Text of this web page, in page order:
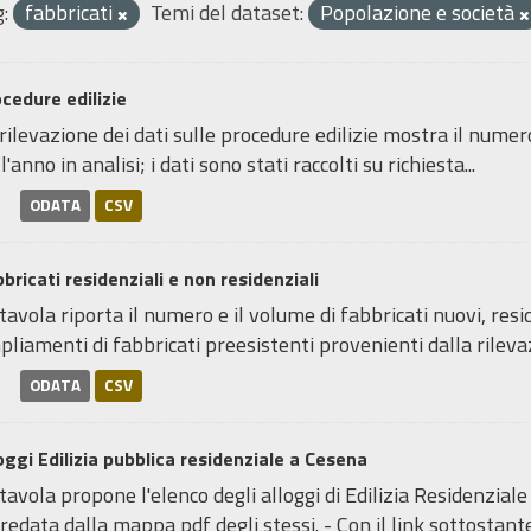
fabbricati Temi del dataset: Popolazione e società
edilizie
dei dati sulle procedure edilizie mostra il
in analisi; i dati sono stati raccolti su richiesta...
ODATA CSV
residenziali e non residenziali
riporta il numero e il volume di fabbricati nuovi,
di fabbricati preesistenti provenienti dalla
ODATA CSV
Edilizia pubblica residenziale a Cesena
propone l'elenco degli alloggi di Edilizia
dalla mappa pdf degli stessi. - Con il link